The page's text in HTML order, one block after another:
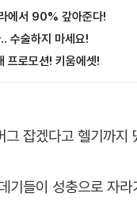
그 잡겠다고 헬기까지
기들이 성충으로 자